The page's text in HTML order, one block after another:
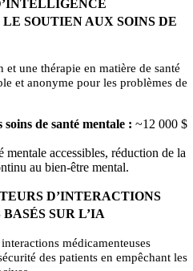
SOUTIEN AUX SOINS DE
une thérapie en matière de santé
et anonyme pour les problèmes de
de santé mentale : ~12 000 $
mentale accessibles, réduction de la
au bien-être mental.
D’INTERACTIONS
SUR L’IA
médicamenteuses
des patients en empêchant les